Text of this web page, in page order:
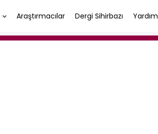
Araştırmacılar Dergi Sihirbazı Yardım